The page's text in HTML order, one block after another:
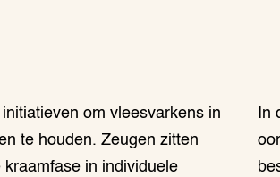
om vleesvarkens in
te houden. Zeugen zitten
kraamfase in individuele
In